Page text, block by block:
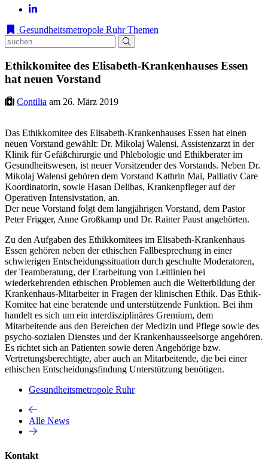
Gesundheitsmetropole Ruhr Themen
Ethikkomitee des Elisabeth-Krankenhauses Essen
hat neuen Vorstand
Contilia am 26. März 2019
Das Ethikkomitee des Elisabeth-Krankenhauses Essen hat einen
neuen Vorstand gewählt: Dr. Mikolaj Walensi, Assistenzarzt in der
Klinik für Gefäßchirurgie und Phlebologie und Ethikberater im
Gesundheitswesen, ist neuer Vorsitzender des Vorstands. Neben Dr.
Mikolaj Walensi gehören dem Vorstand Kathrin Mai, Palliativ Care
Koordinatorin, sowie Hasan Delibas, Krankenpfleger auf der
Operativen Intensivstation, an.
Der neue Vorstand folgt dem langjährigen Vorstand, dem Pastor
Peter Frigger, Anne Großkamp und Dr. Rainer Paust angehörten.
Zu den Aufgaben des Ethikkomitees im Elisabeth-Krankenhaus
Essen gehören neben der ethischen Fallbesprechung in einer
schwierigen Entscheidungssituation durch geschulte Moderatoren,
der Teamberatung, der Erarbeitung von Leitlinien bei
wiederkehrenden ethischen Problemen auch die Weiterbildung der
Krankenhaus-Mitarbeiter in Fragen der klinischen Ethik. Das Ethik-
Komitee hat eine beratende und unterstützende Funktion. Bei ihm
handelt es sich um ein interdisziplinäres Gremium, dem
Mitarbeitende aus den Bereichen der Medizin und Pflege sowie des
psycho-sozialen Dienstes und der Krankenhausseelsorge angehören.
Es richtet sich an Patienten sowie deren Angehörige bzw.
Vertretungsberechtigte, aber auch an Mitarbeitende, die bei einer
ethischen Entscheidungsfindung Unterstützung benötigen.
Gesundheitsmetropole Ruhr
Alle News
Kontakt